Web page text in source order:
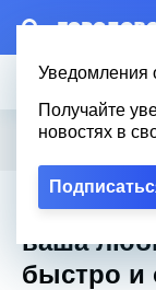
Уведомления
Получайте
новостях в
Новости
Городовой Полезное
Салат на
ваша
быстро и